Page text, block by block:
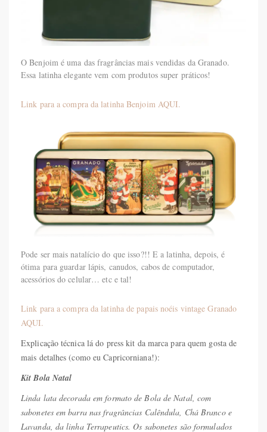
O Benjoim é uma das fragrâncias mais vendidas da Granado.
Essa latinha elegante vem com produtos super práticos!
Link para a compra da latinha Benjoim AQUI.
Pode ser mais natalício do que isso?!! E a latinha, depois, é
ótima para guardar lápis, canudos, cabos de computador,
acessórios do celular… etc e tal!
Link para a compra da latinha de papais noéis vintage Granado
AQUI.
Explicação técnica lá do press kit da marca para quem gosta de
mais detalhes (como eu Capricorniana!):
Kit Bola Natal
Linda lata decorada em formato de Bola de Natal, com
sabonetes em barra nas fragrâncias Calêndula, Chá Branco e
Lavanda, da linha Terrapeutics. Os sabonetes são formulados